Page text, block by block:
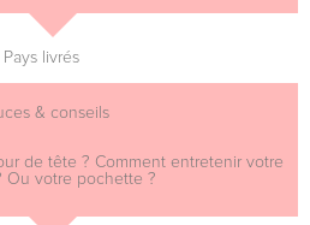
Pays livrés
& conseils
de tête ? Comment entretenir votre
Ou votre pochette ?